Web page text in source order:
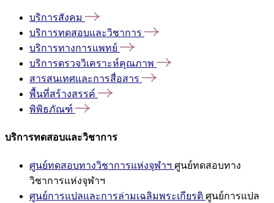
บริการสังคม
บริการทดสอบและวิชาการ
บริการทางการแพทย์
บริการตรวจวิเคราะห์คุณภาพ
สารสนเทศและการสื่อสาร
พื้นที่สร้างสรรค์
พิพิธภัณฑ์
บริการทดสอบและวิชาการ
ศูนย์ทดสอบทางวิชาการแห่งจุฬาฯ ศูนย์ทดสอบทาง
วิชาการแห่งจุฬาฯ
ศูนย์การแปลและการล่ามเฉลิมพระเกียรติ ศูนย์การแปล